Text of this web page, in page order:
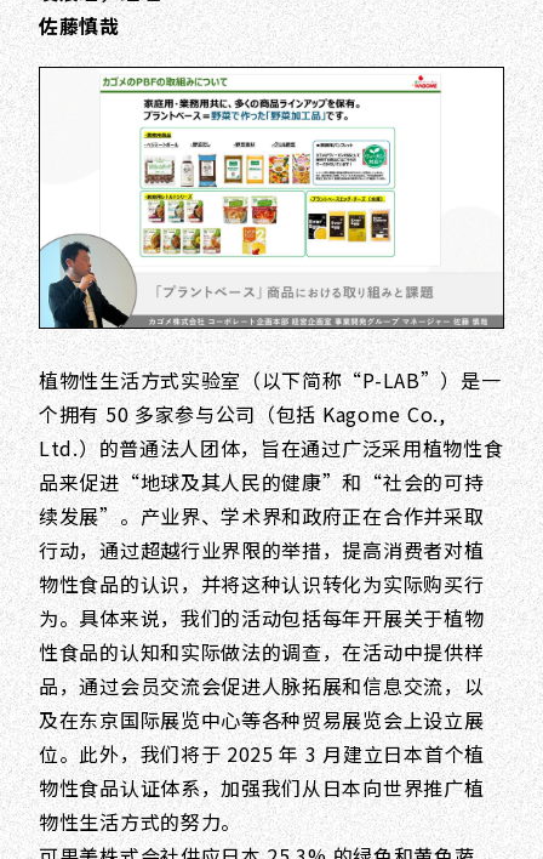
佐藤慎哉
植物性生活方式实验室（以下简称“P-LAB”）是一
个拥有 50 多家参与公司（包括 Kagome Co.,
Ltd.）的普通法人团体，旨在通过广泛采用植物性食
品来促进“地球及其人民的健康”和“社会的可持
续发展”。产业界、学术界和政府正在合作并采取
行动，通过超越行业界限的举措，提高消费者对植
物性食品的认识，并将这种认识转化为实际购买行
为。具体来说，我们的活动包括每年开展关于植物
性食品的认知和实际做法的调查，在活动中提供样
品，通过会员交流会促进人脉拓展和信息交流，以
及在东京国际展览中心等各种贸易展览会上设立展
位。此外，我们将于 2025 年 3 月建立日本首个植
物性食品认证体系，加强我们从日本向世界推广植
物性生活方式的努力。